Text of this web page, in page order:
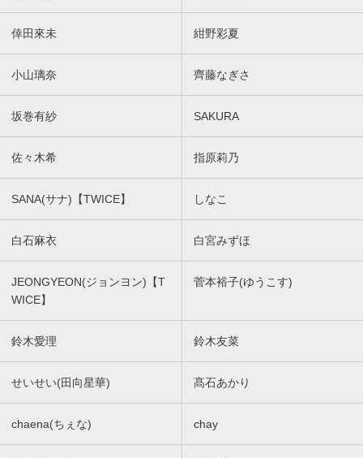
倖田來未 紺野彩夏
小山璃奈 齊藤なぎさ
坂巻有紗 SAKURA
佐々木希 指原莉乃
SANA(サナ)【TWICE】 しなこ
白石麻衣 白宮みずほ
JEONGYEON(ジョンヨン)【T
WICE】
菅本裕子(ゆうこす)
鈴木愛理 鈴木友菜
せいせい(田向星華) 髙石あかり
chaena(ちぇな) chay